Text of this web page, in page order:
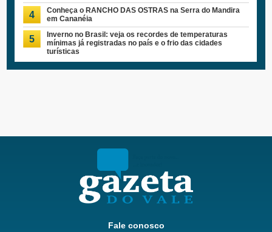
4
Conheça o RANCHO DAS OSTRAS na Serra do Mandira
em Cananéia
5
Inverno no Brasil: veja os recordes de temperaturas
mínimas já registradas no país e o frio das cidades
turísticas
Fale conosco